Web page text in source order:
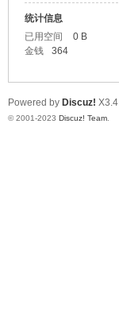
社
统计信息
已用空间
0 B
金钱
364
Powered by Discuz! X3.4
© 2001-2023 Discuz! Team